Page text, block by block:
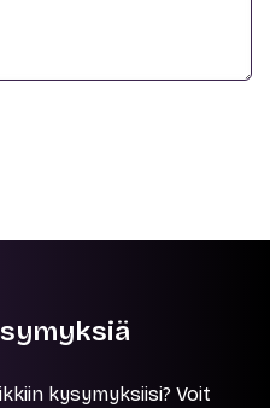
kysymyksiisi? Voit